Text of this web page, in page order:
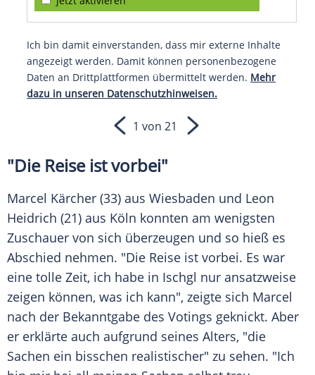
Ich bin damit einverstanden, dass mir externe Inhalte
angezeigt werden. Damit können personenbezogene
Daten an Drittplattformen übermittelt werden. Mehr
dazu in unseren Datenschutzhinweisen.
1 von 21
"Die Reiseist vorbei"
Marcel Kärcher (33) aus Wiesbaden und Leon
Heidrich (21) aus Köln konnten am wenigsten
Zuschauer von sich überzeugen und so hieß es
Abschied nehmen. "Die Reise ist vorbei. Es war
eine tolle Zeit, ich habe in Ischgl nur ansatzweise
zeigen können, was ich kann", zeigte sich Marcel
nach der Bekanntgabe des Votings geknickt. Aber
er erklärte auch aufgrund seines Alters, "die
Sachen ein bisschen realistischer" zu sehen. "Ich